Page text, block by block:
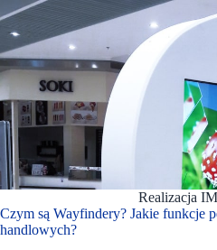
Realizacja
Czym są Wayfindery? Jakie funkcje
handlowych?